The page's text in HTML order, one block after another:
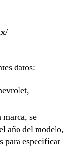
datos:
se
año del modelo,
para especificar